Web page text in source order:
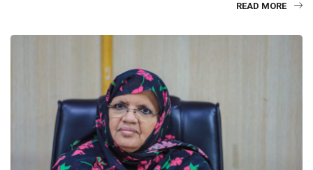
READ MORE